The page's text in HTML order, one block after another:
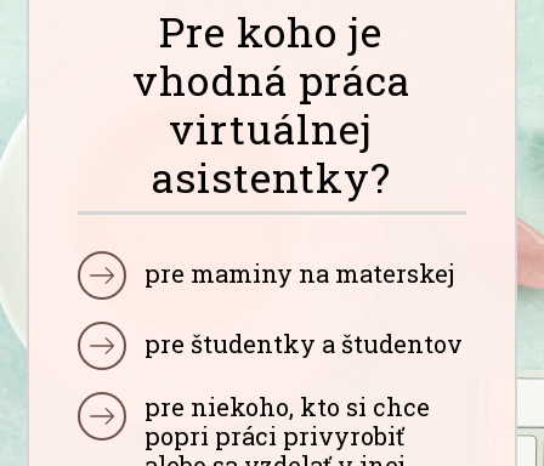
Pre koho je
vhodná práca
virtuálnej
asistentky?
pre maminy na materskej
pre študentky a študentov
pre niekoho, kto si chce
popri práci privyrobiť